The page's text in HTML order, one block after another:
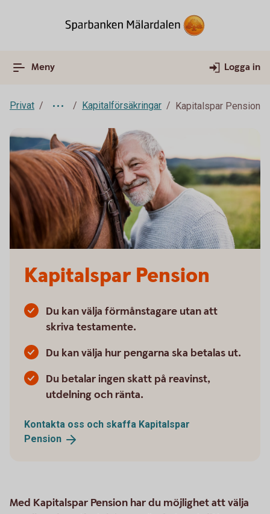
Meny Logga in
Privat Kapitalförsäkringar Kapitalspar Pension
Kapitalspar Pension
Du kan välja förmånstagare utan att
skriva testamente.
Du kan välja hur pengarna ska betalas ut.
Du betalar ingen skatt på reavinst,
utdelning och ränta.
Kontakta oss och skaffa Kapitalspar
Pension
Med Kapitalspar Pension har du möjlighet att välja